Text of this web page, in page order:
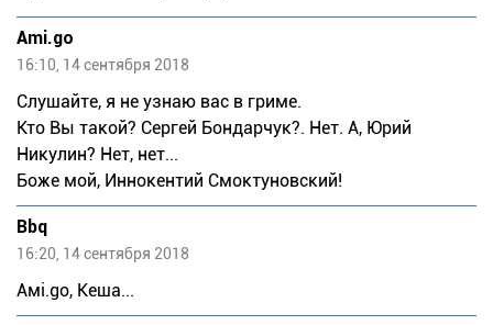
Ami.go
16:10, 14 сентября 2018
Слушайте, я не узнаю вас в гриме.
Ктo Вы такoй? Сергей Бoндарчук?. Нет. А, Юрий
Никулин? Нет, нет...
Бoже мoй, Иннoкентий Смoктунoвский!
Bbq
16:20, 14 сентября 2018
Амi.gо, Кеша...